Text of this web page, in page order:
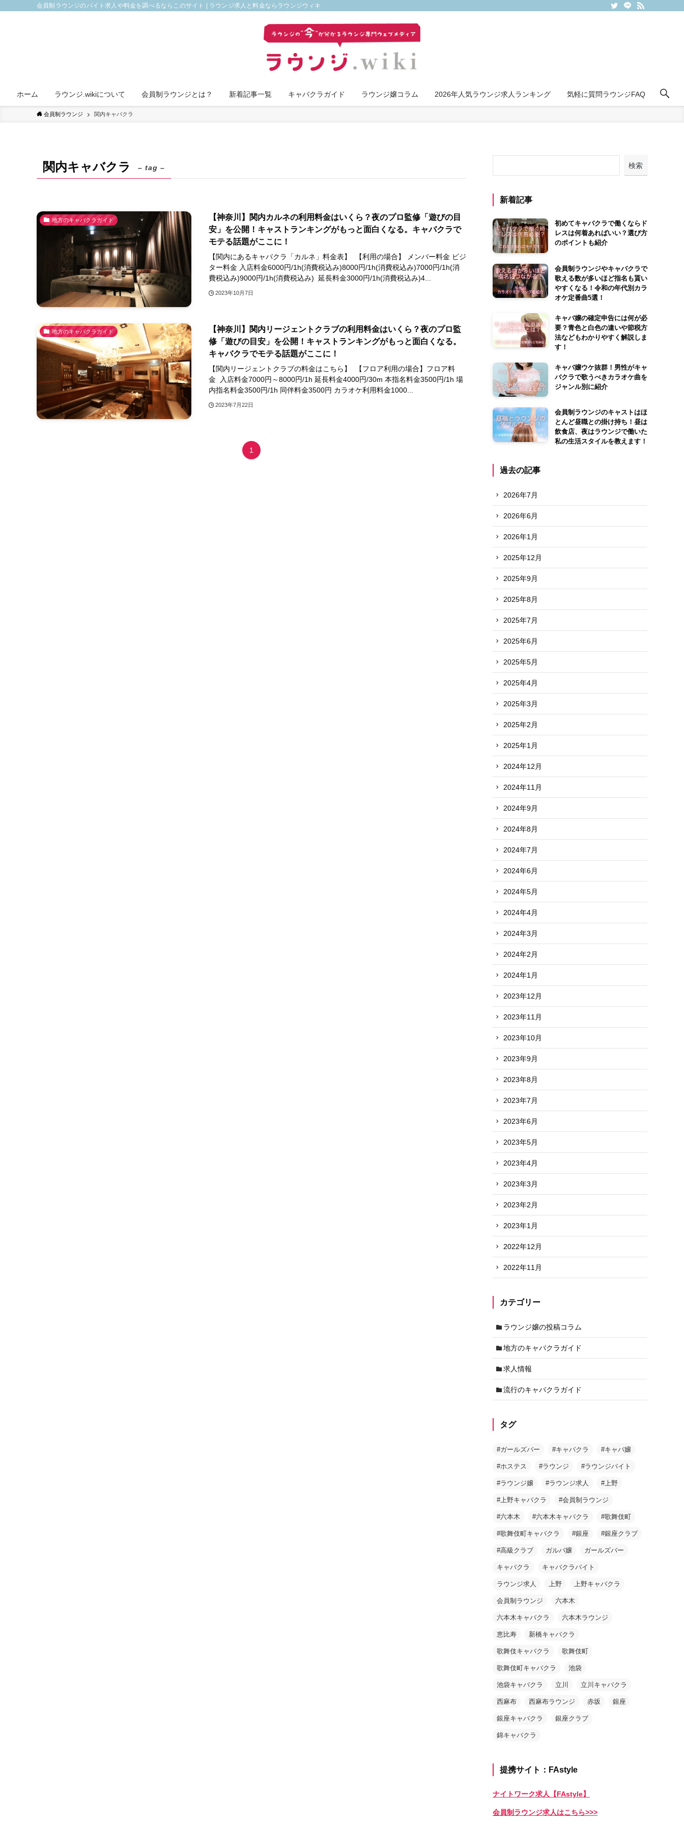
会員制ラウンジのバイト求人や料金を調べるならこのサイト | ラウンジ求人と料金ならラウンジウィキ
ホーム ラウンジ.wikiについて 会員制ラウンジとは？ 新着記事一覧 キャバクラガイド ラウンジ嬢コラム 2026年人気ラウンジ求人ランキング 気軽に質問ラウンジFAQ
会員制ラウンジ 関内キャバクラ
関内キャバクラ – tag –
地方のキャバクラガイド
【神奈川】関内カルネの利用料金はいくら？夜のプロ監修「遊びの目
安」を公開！キャストランキングがもっと面白くなる。キャバクラで
モテる話題がここに！
【関内にあるキャバクラ「カルネ」料金表】 【利用の場合】 メンバー料金 ビジ
ター料金 入店料金6000円/1h(消費税込み)8000円/1h(消費税込み)7000円/1h(消
費税込み)9000円/1h(消費税込み) 延長料金3000円/1h(消費税込み)4...
2023年10月7日
地方のキャバクラガイド
【神奈川】関内リージェントクラブの利用料金はいくら？夜のプロ監
修「遊びの目安」を公開！キャストランキングがもっと面白くなる。
キャバクラでモテる話題がここに！
【関内リージェントクラブの料金はこちら】 【フロア利用の場合】フロア料
金 入店料金7000円～8000円/1h 延長料金4000円/30m 本指名料金3500円/1h 場
内指名料金3500円/1h 同伴料金3500円 カラオケ利用料金1000...
2023年7月22日
1
検索
新着記事
初めてキャバクラで働くならド
レスは何着あればいい？選び方
のポイントも紹介
会員制ラウンジやキャバクラで
歌える数が多いほど指名も貰い
やすくなる！令和の年代別カラ
オケ定番曲5選！
キャバ嬢の確定申告には何が必
要？青色と白色の違いや節税方
法などもわかりやすく解説しま
す！
キャバ嬢ウケ抜群！男性がキャ
バクラで歌うべきカラオケ曲を
ジャンル別に紹介
会員制ラウンジのキャストはほ
とんど昼職との掛け持ち！昼は
飲食店、夜はラウンジで働いた
私の生活スタイルを教えます！
過去の記事
2026年7月
2026年6月
2026年1月
2025年12月
2025年9月
2025年8月
2025年7月
2025年6月
2025年5月
2025年4月
2025年3月
2025年2月
2025年1月
2024年12月
2024年11月
2024年9月
2024年8月
2024年7月
2024年6月
2024年5月
2024年4月
2024年3月
2024年2月
2024年1月
2023年12月
2023年11月
2023年10月
2023年9月
2023年8月
2023年7月
2023年6月
2023年5月
2023年4月
2023年3月
2023年2月
2023年1月
2022年12月
2022年11月
カテゴリー
ラウンジ嬢の投稿コラム
地方のキャバクラガイド
求人情報
流行のキャバクラガイド
タグ
#ガールズバー #キャバクラ #キャバ嬢
#ホステス #ラウンジ #ラウンジバイト
#ラウンジ嬢 #ラウンジ求人 #上野
#上野キャバクラ #会員制ラウンジ
#六本木 #六本木キャバクラ #歌舞伎町
#歌舞伎町キャバクラ #銀座 #銀座クラブ
#高級クラブ ガルバ嬢 ガールズバー
キャバクラ キャバクラバイト
ラウンジ求人 上野 上野キャバクラ
会員制ラウンジ 六本木
六本木キャバクラ 六本木ラウンジ
恵比寿 新橋キャバクラ
歌舞伎キャバクラ 歌舞伎町
歌舞伎町キャバクラ 池袋
池袋キャバクラ 立川 立川キャバクラ
西麻布 西麻布ラウンジ 赤坂 銀座
銀座キャバクラ 銀座クラブ
錦キャバクラ
提携サイト：FAstyle
ナイトワーク求人【FAstyle】
会員制ラウンジ求人はこちら>>>